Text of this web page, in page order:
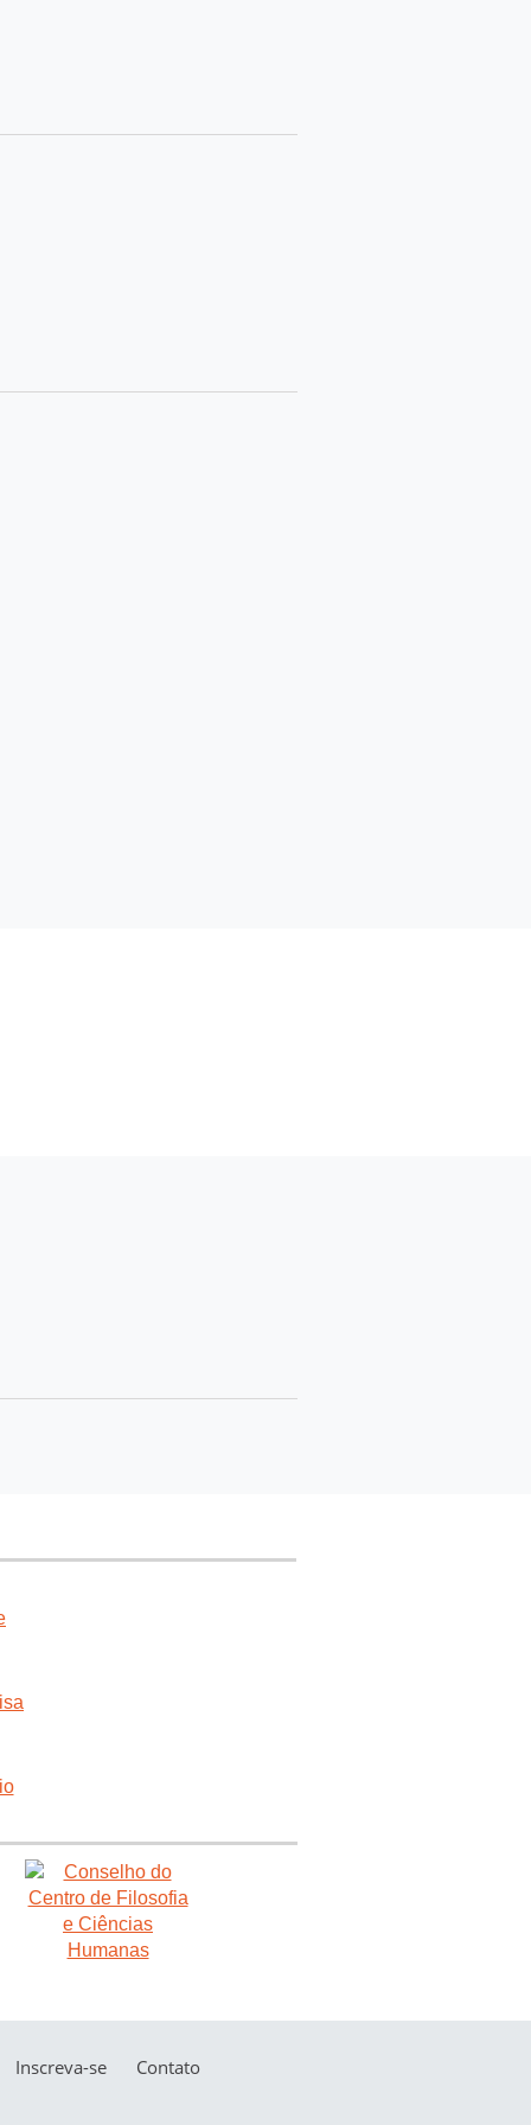
Inscreva-se Contato